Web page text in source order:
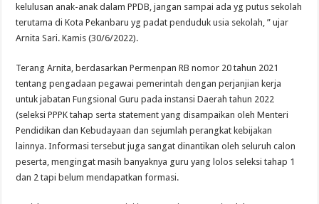
kelulusan anak-anak dalam PPDB, jangan sampai ada yg putus sekolah
terutama di Kota Pekanbaru yg padat penduduk usia sekolah, ” ujar
Arnita Sari. Kamis (30/6/2022).
Terang Arnita, berdasarkan Permenpan RB nomor 20 tahun 2021
tentang pengadaan pegawai pemerintah dengan perjanjian kerja
untuk jabatan Fungsional Guru pada instansi Daerah tahun 2022
(seleksi PPPK tahap serta statement yang disampaikan oleh Menteri
Pendidikan dan Kebudayaan dan sejumlah perangkat kebijakan
lainnya. Informasi tersebut juga sangat dinantikan oleh seluruh calon
peserta, mengingat masih banyaknya guru yang lolos seleksi tahap 1
dan 2 tapi belum mendapatkan formasi.